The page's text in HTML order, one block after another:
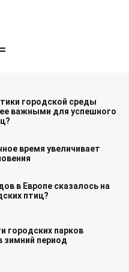
городской среды
важными для успешного
время увеличивает
в Европе сказалось на
птиц?
городских парков
зимний период